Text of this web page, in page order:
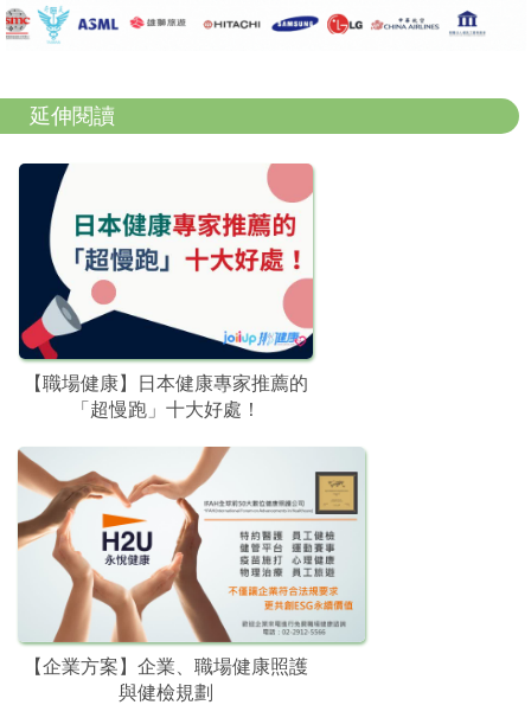
延伸閱讀
【職場健康】日本健康專家推薦的
「超慢跑」十大好處！
【企業方案】企業、職場健康照護
與健檢規劃